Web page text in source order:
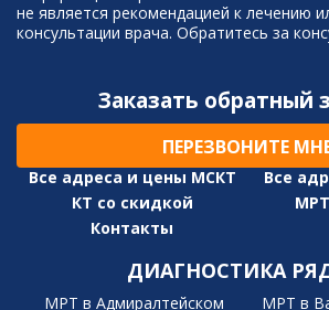
не является рекомендацией к лечению
консультации врача. Обратитесь за
Заказать обратный
ПЕРЕЗВОНИТЕ
Все адреса и цены МСКТ
Все
КТ со скидкой
Контакты
ДИАГНОСТИКА
МРТ в Адмиралтейском МРТ в